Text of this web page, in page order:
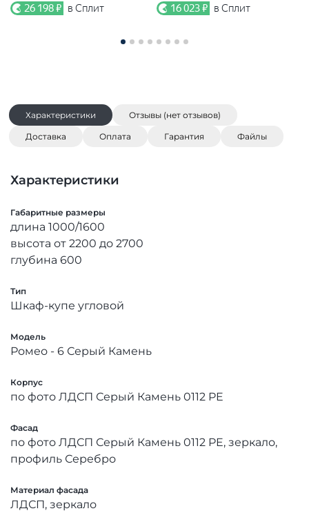
26 198 ₽ в Сплит 16 023 ₽ в Сплит
Характеристики Отзывы (нет отзывов)
Доставка Оплата Гарантия Файлы
Характеристики
Габаритные размеры
длина 1000/1600
высота от 2200 до 2700
глубина 600
Тип
Шкаф-купе угловой
Модель
Ромео - 6 Серый Камень
Корпус
по фото ЛДСП Серый Камень 0112 PE
Фасад
по фото ЛДСП Серый Камень 0112 PE, зеркало,
профиль Серебро
Материал фасада
ЛДСП, зеркало